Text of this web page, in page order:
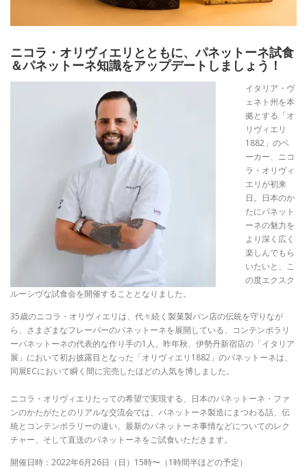
ニコラ・オリヴィエリとともに、パネットーネ試食
＆パネットーネ知識をアップデートしましょう！
イタリア・ヴ
ェネト州を本
拠とする「オ
リヴィエリ
1882」のベ
ーカー、ニコ
ラ・オリヴィ
エリが初来
日。日本のか
たにパネット
ーネの魅力を
より深く広く
楽しんでもら
いたいと、こ
の度エクスク
ルーシヴな試食会を開催することとなりました。
35歳のニコラ・オリヴィエリは、代々続く製菓製パン店の伝統を守りなが
ら、さまざまなフレーバーのパネットーネを展開している、コンテンポラリ
ーパネットーネの代表的な作り手の1 人。昨年秋、伊勢丹新宿店の「イタリア
展」において初お披露目となった「オリヴィエリ 1882 」のパネットーネは、
同展ECにおいて瞬く間に完売したほどの人気を博しました。
ニコラ・オリヴィエリたっての希望で実現する、日本のパネットーネ・ファ
ンのかたがたとのリアルな交流会では、パネットーネ製造にまつわる話、伝
統とコンテンポラリーの違い、最新のパネットーネ事情などについてのレク
チャー、そして直送のパネットーネをご試食いただきます。
開催日時： 2022年6月26日（日） 15時〜（1時間半ほどの予定）